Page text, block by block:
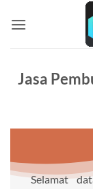
Jasa
Selamat